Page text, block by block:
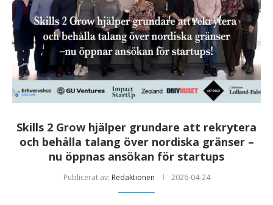
Skills 2 Grow hjälper grundare att rekrytera
och behålla talang över nordiska gränser –
nu öppnas ansökan för startups
Publicerat av: Redaktionen 2026-04-24